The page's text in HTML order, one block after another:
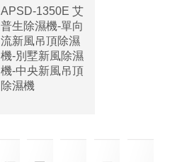
APSD-1350E 艾
普生除濕機-單向
流新風吊頂除濕
機-別墅新風除濕
機-中央新風吊頂
除濕機